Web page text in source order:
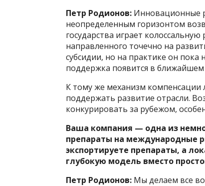
Петр Родионов: Инновационные
неопределенным горизонтом
государства играет
направленного точечно на
субсидии, но на практике он
поддержка появится в
К тому же механизм компенсации
поддержать развитие отрасли.
конкурировать за рубежом,
Ваша компания — одна из
препараты на международные
экспортируете препараты, а
глубокую модель вместо
Петр Родионов: Мы делаем все